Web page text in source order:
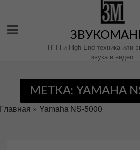
содержимому
Hi-Fi и High-End техника или
звука и видео
МЕТКА: YAMAHA
Главная » Yamaha NS-5000